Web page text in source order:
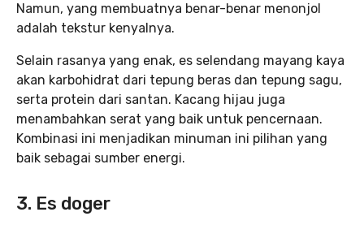
Namun, yang membuatnya benar-benar menonjol
adalah tekstur kenyalnya.
Selain rasanya yang enak, es selendang mayang kaya
akan karbohidrat dari tepung beras dan tepung sagu,
serta protein dari santan. Kacang hijau juga
menambahkan serat yang baik untuk pencernaan.
Kombinasi ini menjadikan minuman ini pilihan yang
baik sebagai sumber energi.
3. Es doger